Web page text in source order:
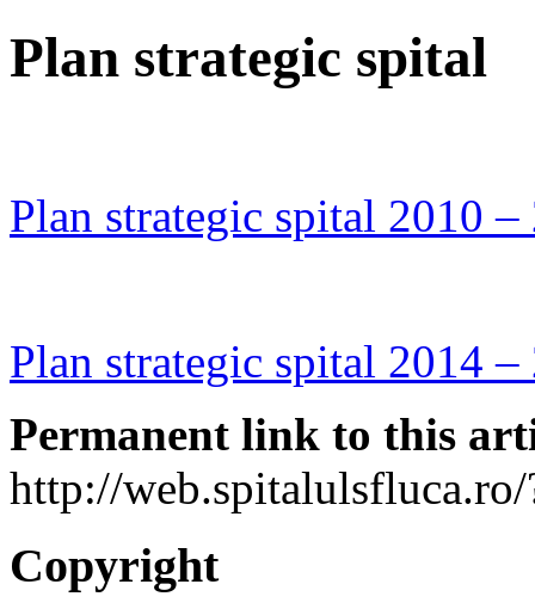
Plan strategic spital
Plan strategic spital 2010 –
Plan strategic spital 2014 –
Permanent link to this
http://web.spitalulsfluca.ro/
Copyright